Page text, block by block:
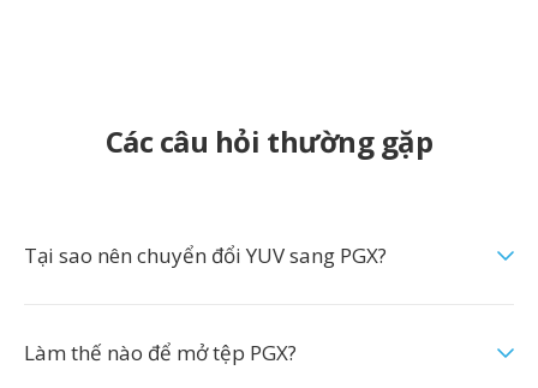
Các câu hỏi thường gặp
Tại sao nên chuyển đổi YUV sang PGX?
Làm thế nào để mở tệp PGX?